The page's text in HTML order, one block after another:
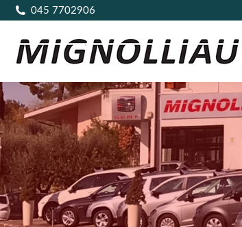
045 7702906